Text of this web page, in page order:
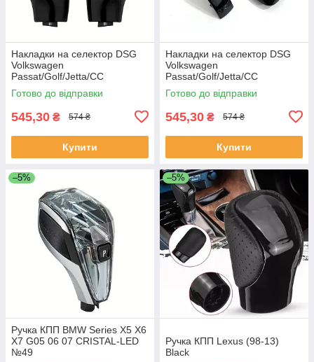
Накладки на селектор DSG
Volkswagen
Passat/Golf/Jetta/CC
(Антіхром ) №42
Готово до відправки
545,30 ₴ 574 ₴
Купити
Накладки на селектор DSG
Volkswagen
Passat/Golf/Jetta/CC
(Антіхром ) перфорація №43
Готово до відправки
545,30 ₴ 574 ₴
Купити
–5%
Ручка КПП BMW Series X5 X6
X7 G05 06 07 CRISTAL-LED
№49
–5%
Ручка КПП Lexus (98-13)
Black